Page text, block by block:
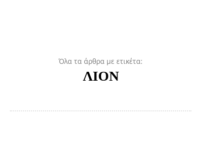
Όλα τα άρθρα με ετικέτα:
ΛΙΟΝ